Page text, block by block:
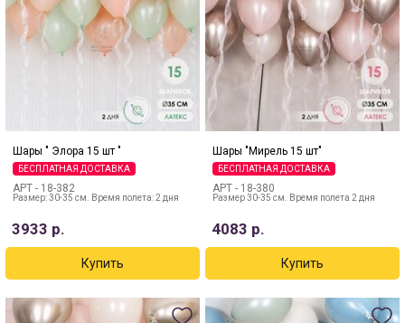
Шары " Элора 15 шт "
БЕСПЛАТНАЯ ДОСТАВКА
АРТ - 18-382
Размер: 30-35 см. Время полета: 2 дня
3933 р.
Шары "Мирель 15 шт"
БЕСПЛАТНАЯ ДОСТАВКА
АРТ - 18-380
Размер 30-35 см. Время полета 2 дня
4083 р.